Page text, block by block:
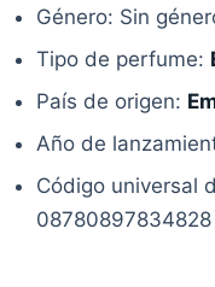
Género: Sin
Tipo de perfume:
País de origen:
Año de
Código universal
08780897834828